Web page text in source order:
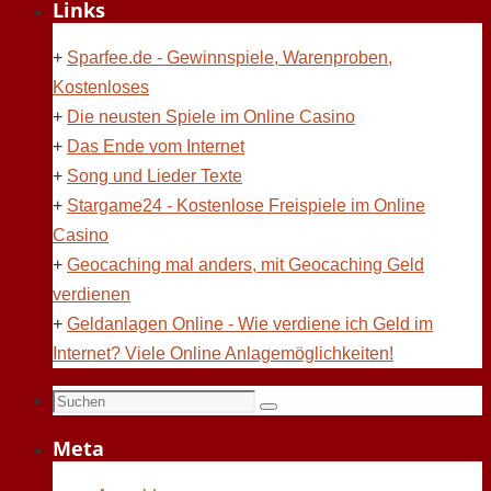
Links
+ Sparfee.de - Gewinnspiele, Warenproben,
Kostenloses
+ Die neusten Spiele im Online Casino
+ Das Ende vom Internet
+ Song und Lieder Texte
+ Stargame24 - Kostenlose Freispiele im Online
Casino
+ Geocaching mal anders, mit Geocaching Geld
verdienen
+ Geldanlagen Online - Wie verdiene ich Geld im
Internet? Viele Online Anlagemöglichkeiten!
Suchen
Suchen
Meta